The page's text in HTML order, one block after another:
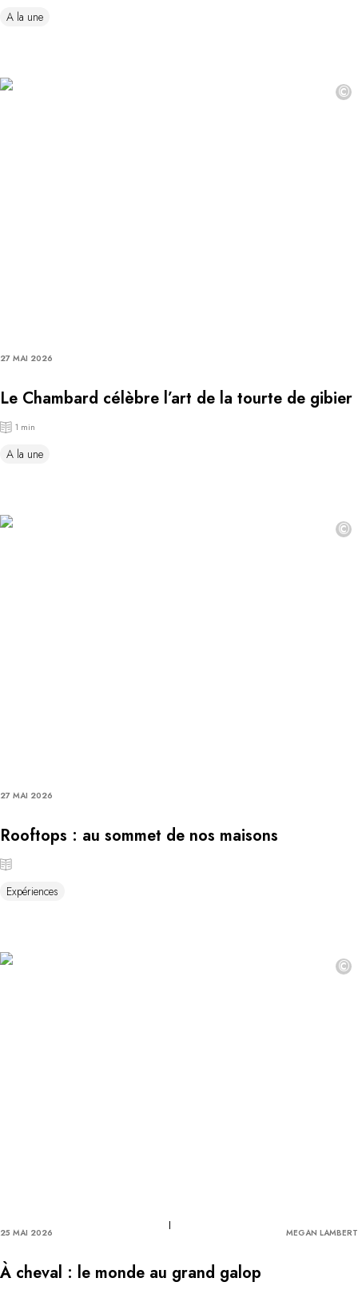
A la une
©
27 MAI 2026
Le Chambard célèbre l’art de la tourte de gibier
1 min
A la une
©
27 MAI 2026
Rooftops : au sommet de nos maisons
Expériences
©
25 MAI 2026 MEGAN LAMBERT
À cheval : le monde au grand galop